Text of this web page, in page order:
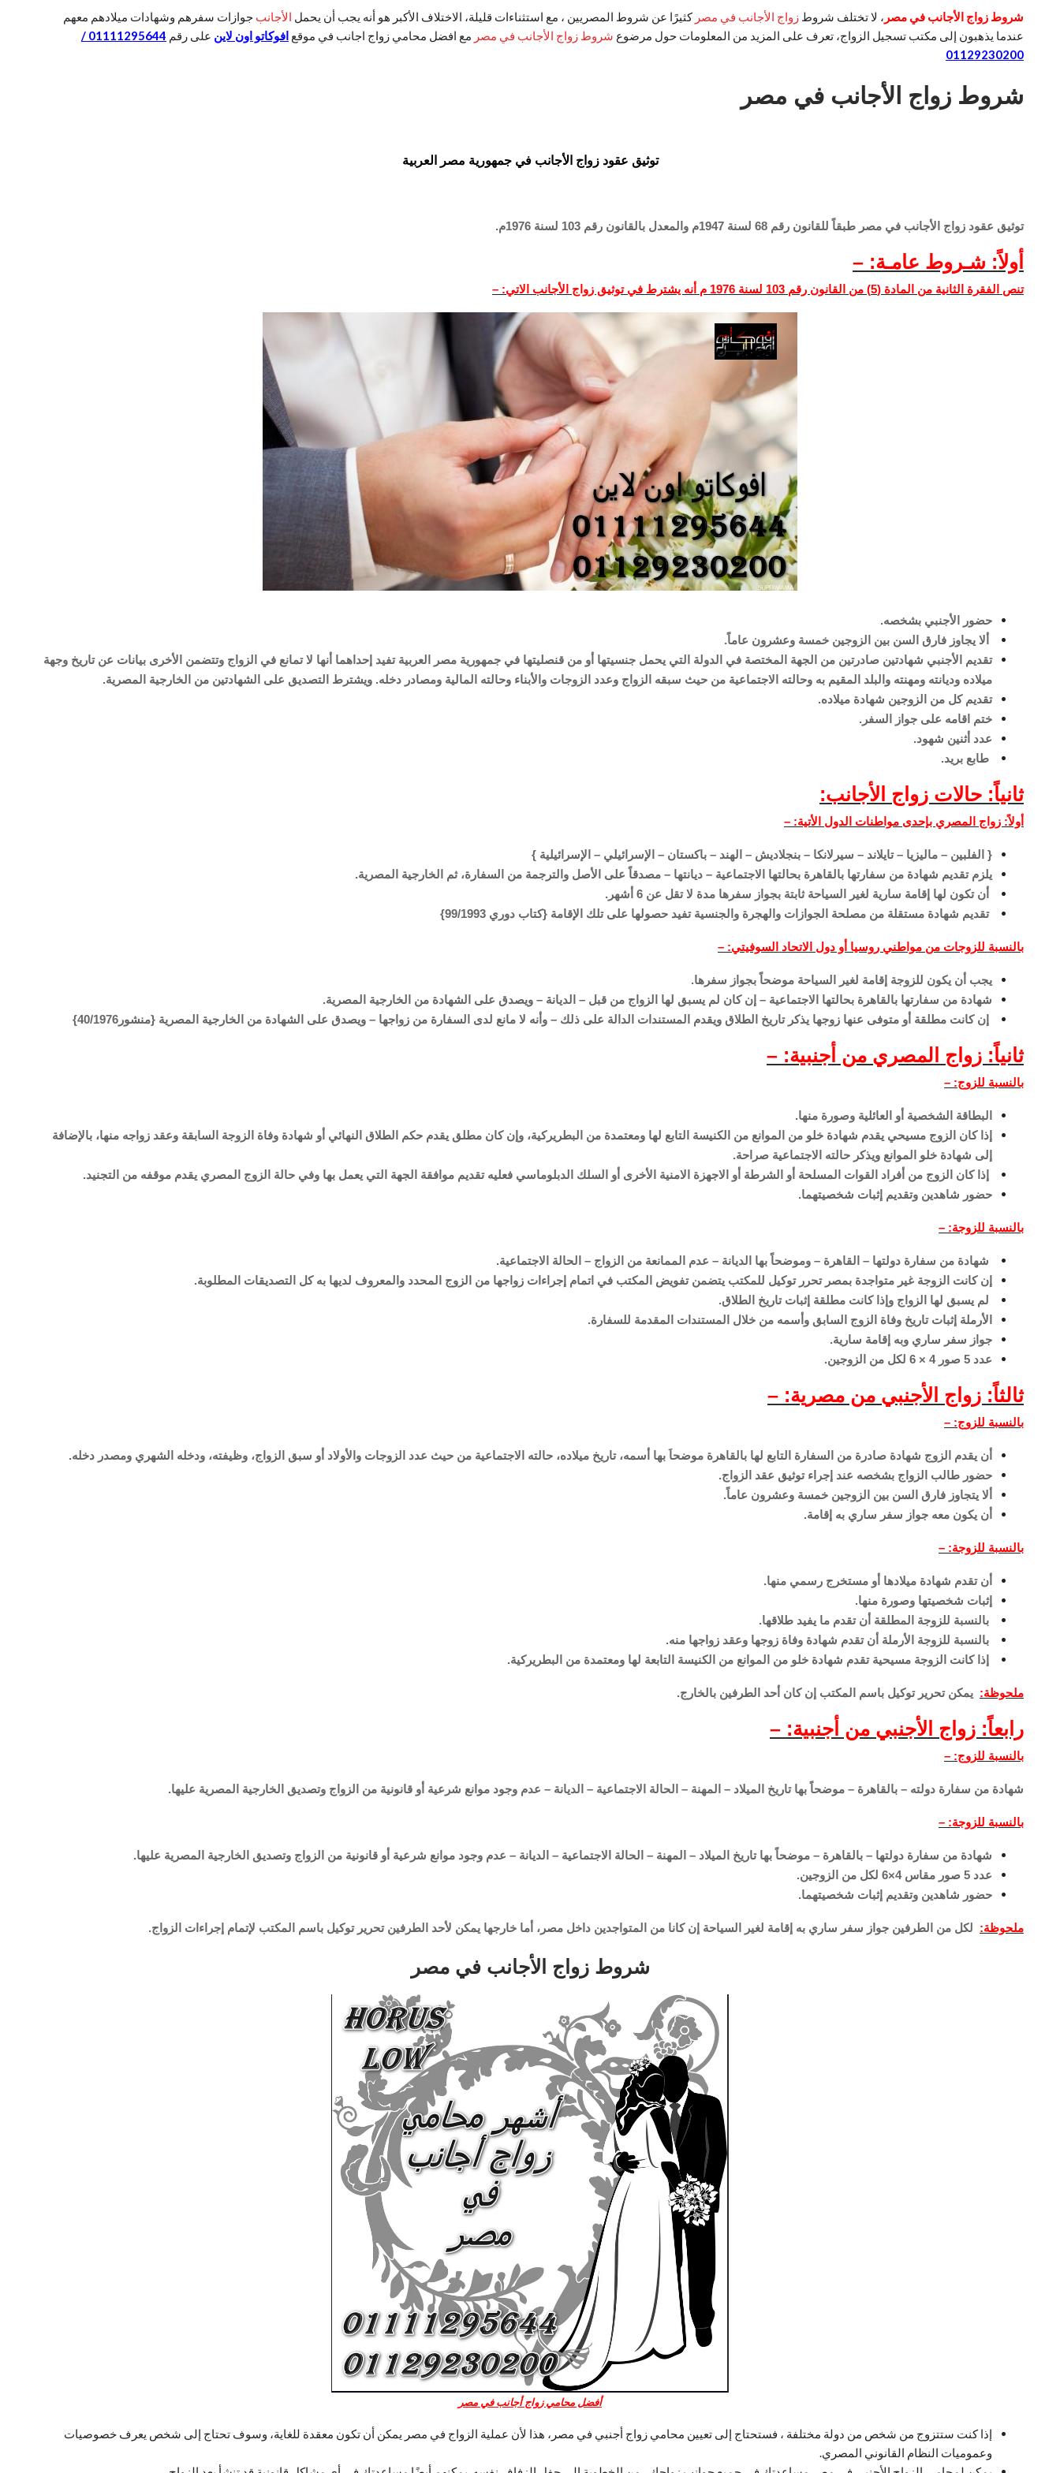
شروط زواج الأجانب في مصر ، لا تختلف شروط زواج الأجانب في مصر كثيرًا عن شروط المصريين ، مع استثناءات قليلة، الاختلاف الأكبر هو أنه يجب أن يحمل الأجانب جوازات سفرهم وشهادات ميلادهم معهم
عندما يذهبون إلى مكتب تسجيل الزواج، تعرف على المزيد من المعلومات حول مرضوع شروط زواج الأجانب في مصر مع افضل محامي زواج اجانب في موقع افوكاتو اون لاين على رقم
01111295644 /
01129230200
شروط زواج الأجانب في مصر
توثيق عقود زواج الأجانب في جمهورية مصر العربية
توثيق عقود زواج الأجانب في مصر طبقاً للقانون رقم ‏68‏ لسنة ‏1947م والمعدل بالقانون رقم 103 لسنة 1976م.
أولاً: شـروط عامـة: –
تنص الفقرة الثانية من المادة (5) من القانون رقم 103 لسنة 1976 م أنه يشترط في توثيق زواج الأجانب الاتي: –
حضور الأجنبي بشخصه.
ألا يجاوز فارق السن بين الزوجين خمسة وعشرون عاماً.
تقديم الأجنبي شهادتين صادرتين من الجهة المختصة في الدولة التي يحمل جنسيتها أو من قنصليتها في جمهورية مصر العربية تفيد إحداهما أنها لا تمانع في الزواج وتتضمن الأخرى بيانات عن تاريخ وجهة
ميلاده وديانته ومهنته والبلد المقيم به وحالته الاجتماعية من حيث سبقه الزواج وعدد الزوجات والأبناء وحالته المالية ومصادر دخله. ويشترط التصديق على الشهادتين من الخارجية المصرية.
تقديم كل من الزوجين شهادة ميلاده.
ختم اقامه على جواز السفر.
عدد أثنين شهود.
طابع بريد.
ثانياً: حالات زواج الأجانب:
أولاً: زواج المصري بإحدى مواطنات الدول الأتية: –
{ الفلبين – ماليزيا – تايلاند – سيرلانكا – بنجلاديش – الهند – باكستان – الإسرائيلي – الإسرائيلية }
يلزم تقديم شهادة من سفارتها بالقاهرة بحالتها الاجتماعية – ديانتها – مصدقاً على الأصل والترجمة من السفارة، ثم الخارجية المصرية.
أن تكون لها إقامة سارية لغير السياحة ثابتة بجواز سفرها مدة لا تقل عن 6 أشهر.
تقديم شهادة مستقلة من مصلحة الجوازات والهجرة والجنسية تفيد حصولها على تلك الإقامة {كتاب دوري 99/1993}
بالنسبة للزوجات من مواطني روسيا أو دول الاتحاد السوفيتي: –
يجب أن يكون للزوجة إقامة لغير السياحة موضحاً بجواز سفرها.
شهادة من سفارتها بالقاهرة بحالتها الاجتماعية – إن كان لم يسبق لها الزواج من قبل – الديانة – ويصدق على الشهادة من الخارجية المصرية.
إن كانت مطلقة أو متوفى عنها زوجها يذكر تاريخ الطلاق ويقدم المستندات الدالة على ذلك – وأنه لا مانع لدى السفارة من زواجها – ويصدق على الشهادة من الخارجية المصرية {منشور40/1976}
ثانياً: زواج المصري من أجنبية: –
بالنسبة للزوج: –
البطاقة الشخصية أو العائلية وصورة منها.
إذا كان الزوج مسيحي يقدم شهادة خلو من الموانع من الكنيسة التابع لها ومعتمدة من البطريركية، وإن كان مطلق يقدم حكم الطلاق النهائي أو شهادة وفاة الزوجة السابقة وعقد زواجه منها، بالإضافة
إلى شهادة خلو الموانع ويذكر حالته الاجتماعية صراحة.
إذا كان الزوج من أفراد القوات المسلحة أو الشرطة أو الاجهزة الامنية الأخرى أو السلك الدبلوماسي فعليه تقديم موافقة الجهة التي يعمل بها وفي حالة الزوج المصري يقدم موقفه من التجنيد.
حضور شاهدين وتقديم إثبات شخصيتهما.
بالنسبة للزوجة: –
شهادة من سفارة دولتها – القاهرة – وموضحاً بها الديانة – عدم الممانعة من الزواج – الحالة الاجتماعية.
إن كانت الزوجة غير متواجدة بمصر تحرر توكيل للمكتب يتضمن تفويض المكتب في اتمام إجراءات زواجها من الزوج المحدد والمعروف لديها به كل التصديقات المطلوبة.
لم يسبق لها الزواج وإذا كانت مطلقة إثبات تاريخ الطلاق.
الأرملة إثبات تاريخ وفاة الزوج السابق وأسمه من خلال المستندات المقدمة للسفارة.
جواز سفر ساري وبه إقامة سارية.
عدد 5 صور 4 × 6 لكل من الزوجين.
ثالثاً: زواج الأجنبي من مصرية: –
بالنسبة للزوج: –
أن يقدم الزوج شهادة صادرة من السفارة التابع لها بالقاهرة موضحاَ بها أسمه، تاريخ ميلاده، حالته الاجتماعية من حيث عدد الزوجات والأولاد أو سبق الزواج، وظيفته، ودخله الشهري ومصدر دخله.
حضور طالب الزواج بشخصه عند إجراء توثيق عقد الزواج.
ألا يتجاوز فارق السن بين الزوجين خمسة وعشرون عاماً.
أن يكون معه جواز سفر ساري به إقامة.
بالنسبة للزوجة: –
أن تقدم شهادة ميلادها أو مستخرج رسمي منها.
إثبات شخصيتها وصورة منها.
بالنسبة للزوجة المطلقة أن تقدم ما يفيد طلاقها.
بالنسبة للزوجة الأرملة أن تقدم شهادة وفاة زوجها وعقد زواجها منه.
إذا كانت الزوجة مسيحية تقدم شهادة خلو من الموانع من الكنيسة التابعة لها ومعتمدة من البطريركية.
ملحوظة: يمكن تحرير توكيل باسم المكتب إن كان أحد الطرفين بالخارج.
رابعاً: زواج الأجنبي من أجنبية: –
بالنسبة للزوج: –
شهادة من سفارة دولته – بالقاهرة – موضحاً بها تاريخ الميلاد – المهنة – الحالة الاجتماعية – الديانة – عدم وجود موانع شرعية أو قانونية من الزواج وتصديق الخارجية المصرية عليها.
بالنسبة للزوجة: –
شهادة من سفارة دولتها – بالقاهرة – موضحاً بها تاريخ الميلاد – المهنة – الحالة الاجتماعية – الديانة – عدم وجود موانع شرعية أو قانونية من الزواج وتصديق الخارجية المصرية عليها.
عدد 5 صور مقاس 4×6 لكل من الزوجين.
حضور شاهدين وتقديم إثبات شخصيتهما.
ملحوظة: لكل من الطرفين جواز سفر ساري به إقامة لغير السياحة إن كانا من المتواجدين داخل مصر، أما خارجها يمكن لأحد الطرفين تحرير توكيل باسم المكتب لإتمام إجراءات الزواج.
شروط زواج الأجانب في مصر
أفضل محامي زواج أجانب في مصر
إذا كنت ستتزوج من شخص من دولة مختلفة ، فستحتاج إلى تعيين محامي زواج أجنبي في مصر، هذا لأن عملية الزواج في مصر يمكن أن تكون معقدة للغاية، وسوف تحتاج إلى شخص يعرف خصوصيات
وعموميات النظام القانوني المصري.